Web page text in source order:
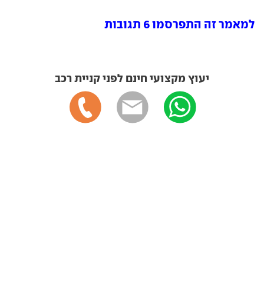
למאמר זה התפרסמו 6 תגובות
יעוץ מקצועי חינם לפני קניית רכב